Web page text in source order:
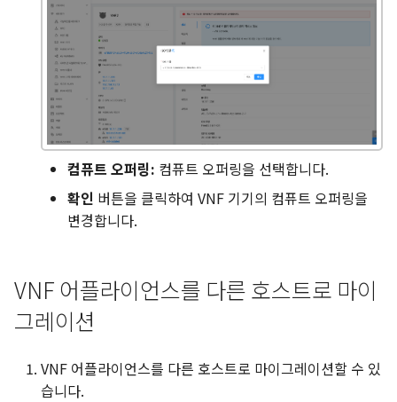
컴퓨트 오퍼링: 컴퓨트 오퍼링을 선택합니다.
확인 버튼을 클릭하여 VNF 기기의 컴퓨트 오퍼링을
변경합니다.
VNF 어플라이언스를 다른 호스트로 마이
그레이션
VNF 어플라이언스를 다른 호스트로 마이그레이션할 수 있
습니다.